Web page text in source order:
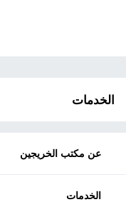
الخدمات
عن مكتب الخريجين
الخدمات